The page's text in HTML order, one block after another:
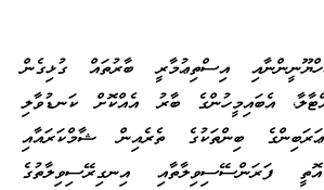
އިސްތިޢުމާރީ ބާރުތައް ގުޅިގެން
އެބައިމީހުންގެ ބާރު އެއްކޮށް ކަނޑުވާލި
ބިންތަކުގެ ތެރެއިން ޝާމްކަރައާއި
ފަރަންސޭސިވިލާތާއި އިނގިރޭސިވިލާތުގެ